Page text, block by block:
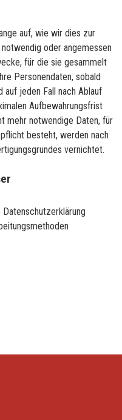
auf, wie wir dies zur
oder angemessen
für die sie gesammelt
Personendaten, sobald
jeden Fall nach Ablauf
Aufbewahrungsfrist
mehr notwendige Daten, für
besteht, werden nach
vernichtet.